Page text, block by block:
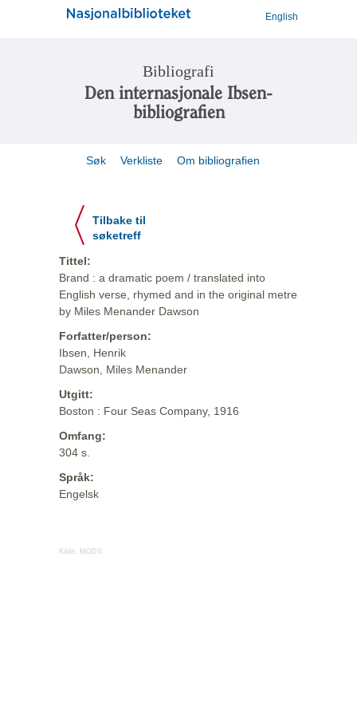
English
Bibliografi
Den internasjonale Ibsen-
bibliografien
Søk Verkliste Om bibliografien
Tilbake til
søketreff
Tittel:
Brand : a dramatic poem / translated into
English verse, rhymed and in the original metre
by Miles Menander Dawson
Forfatter/person:
Ibsen, Henrik
Dawson, Miles Menander
Utgitt:
Boston : Four Seas Company, 1916
Omfang:
304 s.
Språk:
Engelsk
Kilde: MODS